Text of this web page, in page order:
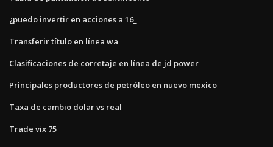
¿puedo invertir en acciones a 16_
Transferir título en línea wa
Clasificaciones de corretaje en línea de jd power
Principales productores de petróleo en nuevo mexico
Taxa de cambio dolar vs real
Trade vix 75